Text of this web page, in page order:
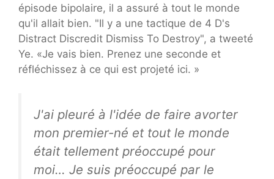
épisode bipolaire, il a assuré à tout le monde
qu'il allait bien. "Il y a une tactique de 4 D's
Distract Discredit Dismiss To Destroy", a tweeté
Ye. «Je vais bien. Prenez une seconde et
réfléchissez à ce qui est projeté ici. »
J'ai pleuré à l'idée de faire avorter
mon premier-né et tout le monde
était tellement préoccupé pour
moi… Je suis préoccupé par le